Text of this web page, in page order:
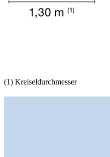
(1) Kreiseldurchmesser